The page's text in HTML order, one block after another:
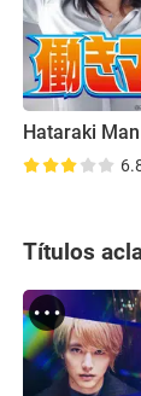
Hataraki Man
Títulos